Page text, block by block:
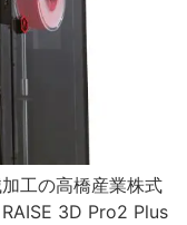
工の高橋産業株式
3D Pro2 Plus